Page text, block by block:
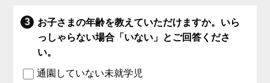
お子さまの年齢を教えていただけますか。いら
っしゃらない場合「いない」とご回答くださ
い。
通園していない未就学児